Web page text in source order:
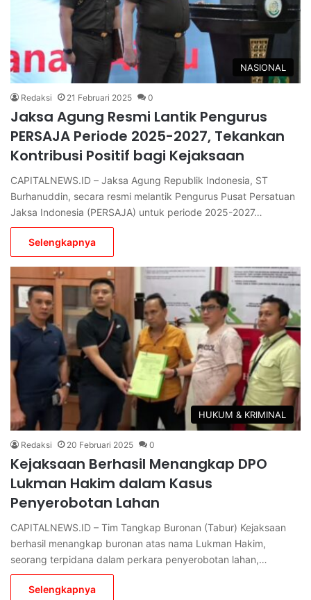
NASIONAL
Redaksi 21 Februari 2025 0
Jaksa Agung Resmi Lantik Pengurus
PERSAJA Periode 2025-2027, Tekankan
Kontribusi Positif bagi Kejaksaan
CAPITALNEWS.ID – Jaksa Agung Republik Indonesia, ST
Burhanuddin, secara resmi melantik Pengurus Pusat Persatuan
Jaksa Indonesia (PERSAJA) untuk periode 2025-2027…
Selengkapnya
HUKUM & KRIMINAL
Redaksi 20 Februari 2025 0
Kejaksaan Berhasil Menangkap DPO
Lukman Hakim dalam Kasus
Penyerobotan Lahan
CAPITALNEWS.ID – Tim Tangkap Buronan (Tabur) Kejaksaan
berhasil menangkap buronan atas nama Lukman Hakim,
seorang terpidana dalam perkara penyerobotan lahan,…
Selengkapnya